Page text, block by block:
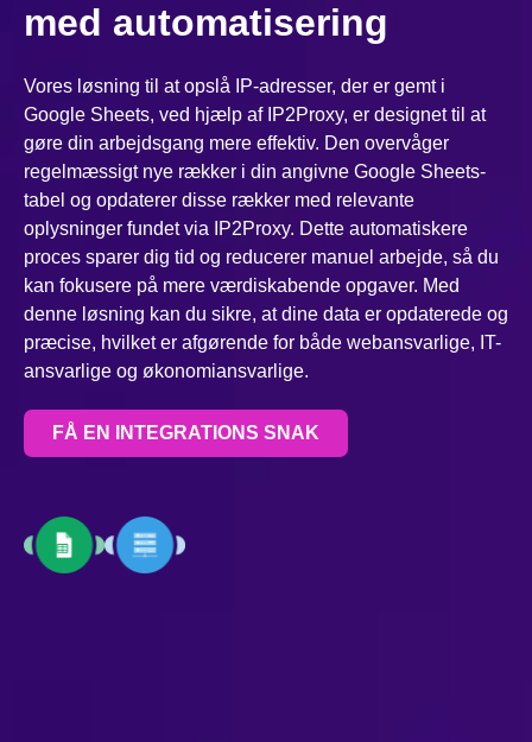
med automatisering
Vores løsning til at opslå IP-adresser, der er gemt i
Google Sheets, ved hjælp af IP2Proxy, er designet til at
gøre din arbejdsgang mere effektiv. Den overvåger
regelmæssigt nye rækker i din angivne Google Sheets-
tabel og opdaterer disse rækker med relevante
oplysninger fundet via IP2Proxy. Dette automatiskere
proces sparer dig tid og reducerer manuel arbejde, så du
kan fokusere på mere værdiskabende opgaver. Med
denne løsning kan du sikre, at dine data er opdaterede og
præcise, hvilket er afgørende for både webansvarlige, IT-
ansvarlige og økonomiansvarlige.
FÅ EN INTEGRATIONS SNAK